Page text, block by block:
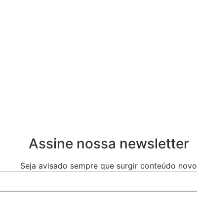
Assine nossa newsletter
Seja avisado sempre que surgir conteúdo novo